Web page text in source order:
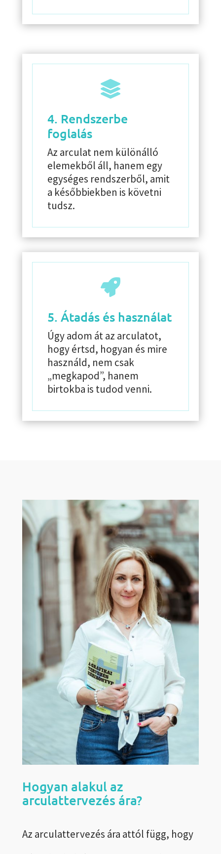

4. Rendszerbe
foglalás
Az arculat nem különálló
elemekből áll, hanem egy
egységes rendszerből, amit
a későbbiekben is követni
tudsz.

5. Átadás és használat
Úgy adom át az arculatot,
hogy értsd, hogyan és mire
használd, nem csak
„megkapod”, hanem
birtokba is tudod venni.
Hogyan alakul az
arculattervezés ára?
Az arculattervezés ára attól függ, hogy